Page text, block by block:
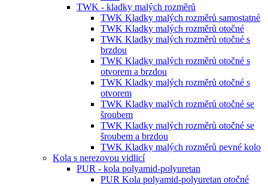
TWK - kladky malých rozměrů
TWK Kladky malých rozměrů samostatné
TWK Kladky malých rozměrů otočné
TWK Kladky malých rozměrů otočné s
brzdou
TWK Kladky malých rozměrů otočné s
otvorem a brzdou
TWK Kladky malých rozměrů otočné s
otvorem
TWK Kladky malých rozměrů otočné se
šroubem
TWK Kladky malých rozměrů otočné se
šroubem a brzdou
TWK Kladky malých rozměrů pevné kolo
Kola s nerezovou vidlicí
PUR - kola polyamid-polyuretan
PUR Kola polyamid-polyuretan otočné